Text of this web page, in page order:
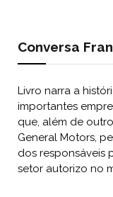
Conversa
Livro narra a
importantes
que, além de
General Motors,
dos responsáveis
setor autorizo no